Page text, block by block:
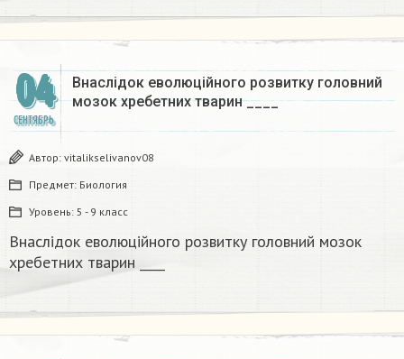
04
СЕНТЯБРЬ
Внаслідок еволюційного розвитку головний
мозок хребетних тварин ____
Автор: vitalikselivanov08
Предмет: Биология
Уровень: 5 - 9 класс
Внаслідок еволюційного розвитку головний мозок
хребетних тварин ____